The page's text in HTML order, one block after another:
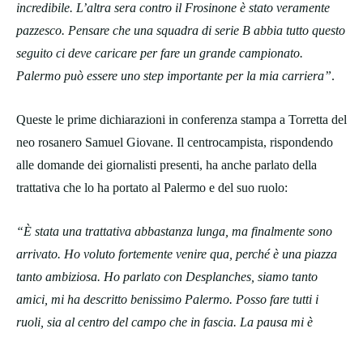
incredibile. L’altra sera contro il Frosinone è stato veramente
pazzesco. Pensare che una squadra di serie B abbia tutto questo
seguito ci deve caricare per fare un grande campionato.
Palermo può essere uno step importante per la mia carriera”.
Queste le prime dichiarazioni in conferenza stampa a Torretta del
neo rosanero Samuel Giovane. Il centrocampista, rispondendo
alle domande dei giornalisti presenti, ha anche parlato della
trattativa che lo ha portato al Palermo e del suo ruolo:
“È stata una trattativa abbastanza lunga, ma finalmente sono
arrivato. Ho voluto fortemente venire qua, perché è una piazza
tanto ambiziosa. Ho parlato con Desplanches, siamo tanto
amici, mi ha descritto benissimo Palermo. Posso fare tutti i
ruoli, sia al centro del campo che in fascia. La pausa mi è